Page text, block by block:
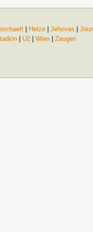
Hetze Jehovas
U2 Wien
Zeugen